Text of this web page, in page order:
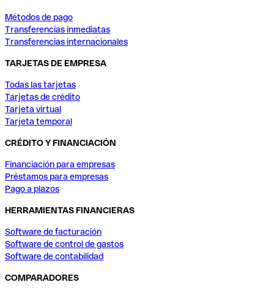
Métodos de pago
Transferencias inmediatas
Transferencias internacionales
TARJETAS DE EMPRESA
Todas las tarjetas
Tarjetas de crédito
Tarjeta virtual
Tarjeta temporal
CRÉDITO Y FINANCIACIÓN
Financiación para empresas
Préstamos para empresas
Pago a plazos
HERRAMIENTAS FINANCIERAS
Software de facturación
Software de control de gastos
Software de contabilidad
COMPARADORES